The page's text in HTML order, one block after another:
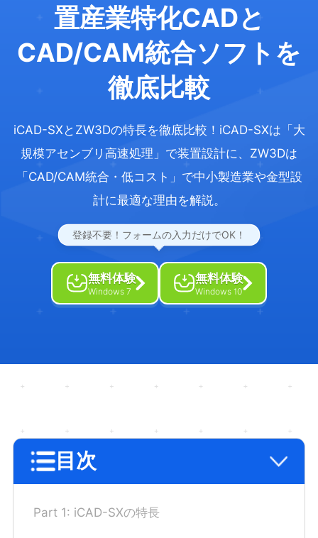
置産業特化CADと
CAD/CAM統合ソフトを
徹底比較
iCAD-SXとZW3Dの特長を徹底比較！iCAD-SXは「大
規模アセンブリ高速処理」で装置設計に、ZW3Dは
「CAD/CAM統合・低コスト」で中小製造業や金型設
計に最適な理由を解説。
登録不要！フォームの入力だけでOK！
無料体験
Windows 7
無料体験
Windows 10
目次
Part 1: iCAD-SXの特長